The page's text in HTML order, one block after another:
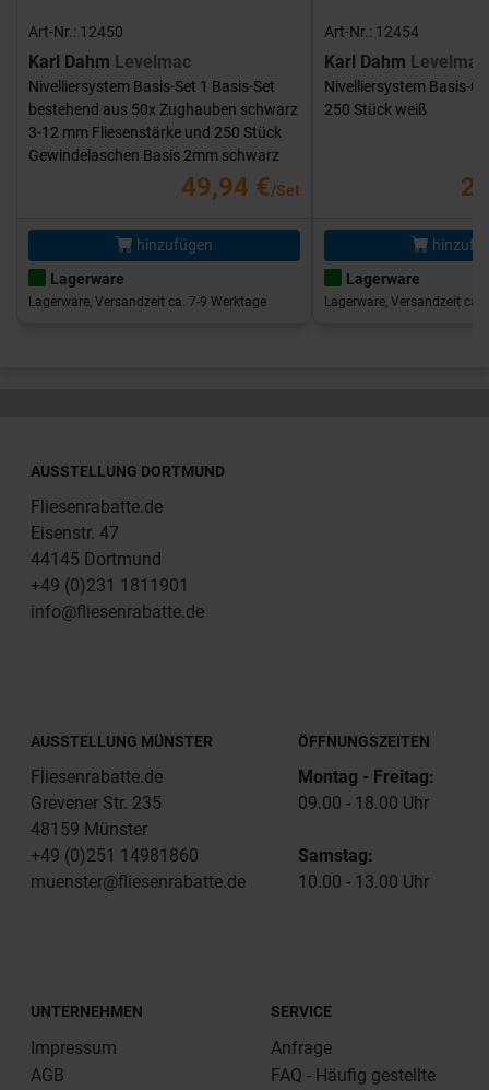
Art-Nr.: 12450
Karl Dahm Levelmac
Nivelliersystem Basis-Set 1 Basis-Set
bestehend aus 50x Zughauben schwarz
3-12 mm Fliesenstärke und 250 Stück
Gewindelaschen Basis 2mm schwarz
49,94 €/Set
hinzufügen
Lagerware
Lagerware, Versandzeit ca. 7-9 Werktage
Art-Nr.: 12454
Karl Dahm Levelmac
Nivelliersystem Basis-
250 Stück weiß
Lagerware
Lagerware, Versandzeit ca.
AUSSTELLUNG DORTMUND
Fliesenrabatte.de
Eisenstr. 47
44145 Dortmund
+49 (0)231 1811901
info@fliesenrabatte.de
AUSSTELLUNG MÜNSTER
Fliesenrabatte.de
Grevener Str. 235
48159 Münster
+49 (0)251 14981860
muenster@fliesenrabatte.de
ÖFFNUNGSZEITEN
Montag - Freitag:
09.00 - 18.00 Uhr
Samstag:
10.00 - 13.00 Uhr
UNTERNEHMEN
Impressum
AGB
SERVICE
Anfrage
FAQ - Häufig gestellte